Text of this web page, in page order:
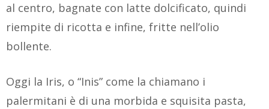
al centro, bagnate con latte dolcificato, quindi
riempite di ricotta e infine, fritte nell’olio
bollente.
Oggi la Iris, o “Inis” come la chiamano i
palermitani è di una morbida e squisita pasta,